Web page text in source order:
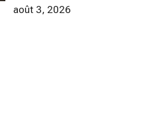
août 3, 2026